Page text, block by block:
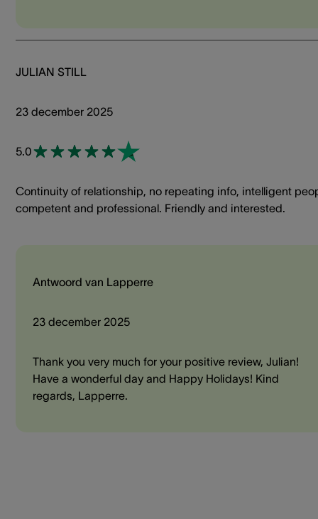
JULIAN STILL
23 december 2025
5.0
Continuity of relationship, no repeating info, intelligent
competent and professional. Friendly and interested.
Antwoord van Lapperre
23 december 2025
Thank you very much for your positive review, Julian!
Have a wonderful day and Happy Holidays! Kind
regards, Lapperre.